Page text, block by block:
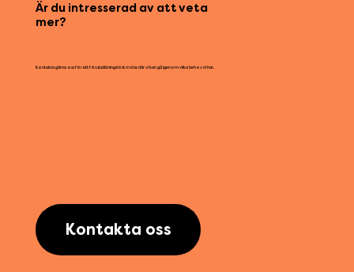
Är du intresserad av att veta
mer?
Kontakta gärna oss för ett förutsättningslöst möte där vi kan gå igenom vilka behov ni har.
Kontakta oss